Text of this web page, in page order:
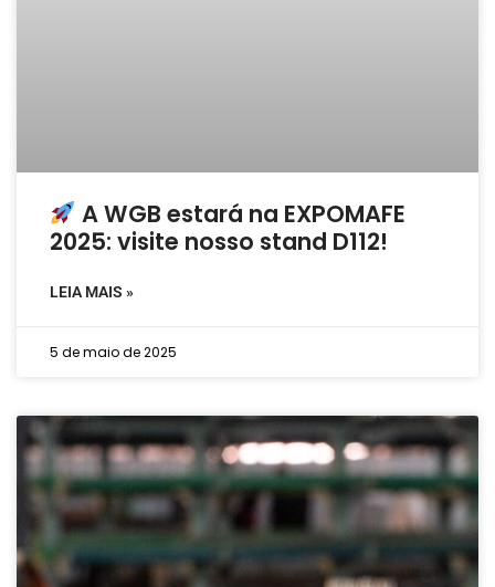
A WGB estará na EXPOMAFE
2025: visite nosso stand D112!
LEIA MAIS »
5 de maio de 2025